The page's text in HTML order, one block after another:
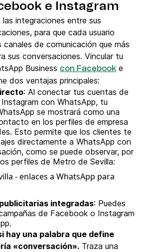
e Instagram
integraciones entre sus
para que cada usuario
canales de comunicación que más
sus conversaciones. Vincular tu
Business con Facebook e
dos ventajas principales:
: Al conectar tus cuentas de
con WhatsApp, tu
se mostrará como una
en los perfiles de empresa
Esto permite que los clientes te
directamente a WhatsApp con
como se puede observar, por
perfiles de Metro de Sevilla:
integradas: Puedes
de Facebook o Instagram
hay una palabra que define
«conversación». Traza una